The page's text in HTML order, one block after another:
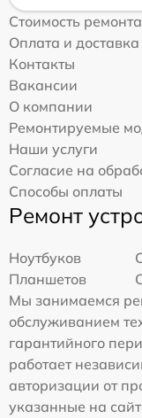
Стоимость ремонта
Оплата и доставка
Контакты
Вакансии
О компании
Ремонтируемые
Наши услуги
Согласие на
Способы оплаты
Ремонт
Ноутбуков
Планшетов
Мы занимаемся
обслуживанием
гарантийного
работает
авторизации от
указанные на